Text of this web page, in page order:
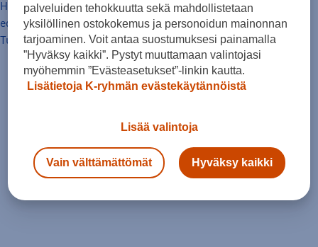
Hinta, jolla tavaraa on markkinoitu hinnanalennusta
edeltäneiden 30 päivän aikana.
Tuotteen normaalihinta
palveluiden tehokkuutta sekä mahdollistetaan
yksilöllinen ostokokemus ja personoidun mainonnan
tarjoaminen. Voit antaa suostumuksesi painamalla
”Hyväksy kaikki”. Pystyt muuttamaan valintojasi
myöhemmin ”Evästeasetukset”-linkin kautta.
Lisätietoja K-ryhmän evästekäytännöistä
Lisää valintoja
Vain välttämättömät Hyväksy kaikki